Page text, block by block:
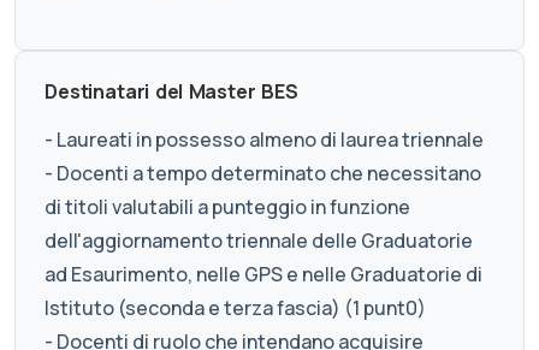
Destinatari del Master BES
- Laureati in possesso almeno di laurea triennale
- Docenti a tempo determinato che necessitano
di titoli valutabili a punteggio in funzione
dell'aggiornamento triennale delle Graduatorie
ad Esaurimento, nelle GPS e nelle Graduatorie di
Istituto (seconda e terza fascia) (1 punt0)
- Docenti di ruolo che intendano acquisire